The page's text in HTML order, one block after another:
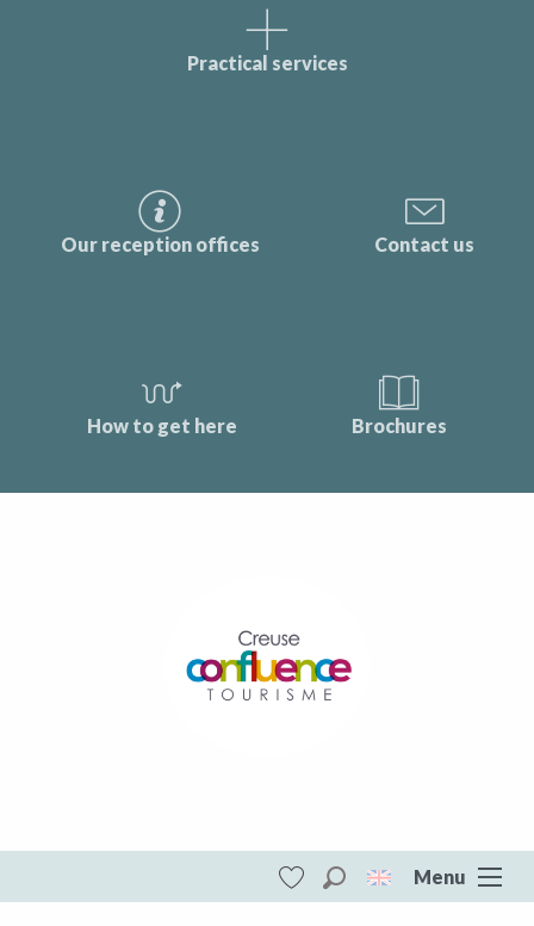
Menu
Search
Practical services
Our reception offices Contact us
How to get here Brochures